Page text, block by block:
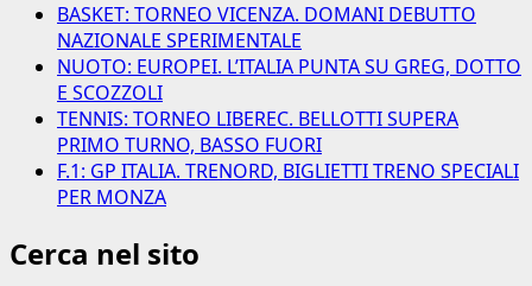
BASKET: TORNEO VICENZA. DOMANI DEBUTTO
NAZIONALE SPERIMENTALE
NUOTO: EUROPEI. L’ITALIA PUNTA SU GREG, DOTTO
E SCOZZOLI
TENNIS: TORNEO LIBEREC. BELLOTTI SUPERA
PRIMO TURNO, BASSO FUORI
F.1: GP ITALIA. TRENORD, BIGLIETTI TRENO SPECIALI
PER MONZA
Cerca nel sito